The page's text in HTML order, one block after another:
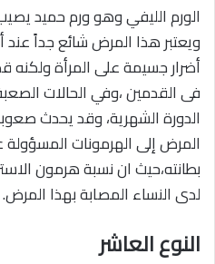
الورم الليفي وهو ورم حميد
ويعتبر هذا المرض شائع جداً
أضرار جسيمة على المرأة ولكنه
فى القدمين ،وفي الحالات
الدورة الشهرية، وقد يحدث
المرض إلى الهرمونات
بطانته،حيث ان نسبة هرمون
لدى النساء المصابة بهذا المرض.
النوع العاشر